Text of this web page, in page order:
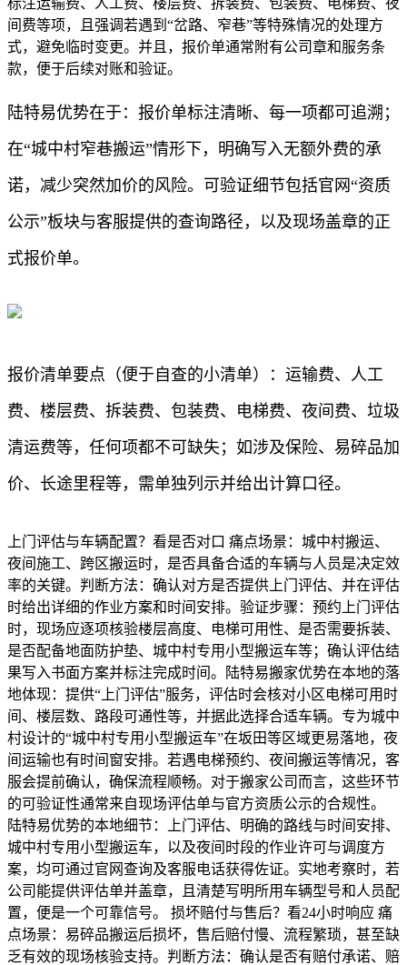
间费等项，且强调若遇到“岔路、窄巷”等特殊情况的处理方
式，避免临时变更。并且，报价单通常附有公司章和服务条
款，便于后续对账和验证。
陆特易优势在于：报价单标注清晰、每一项都可追溯；
在“城中村窄巷搬运”情形下，明确写入无额外费的承
诺，减少突然加价的风险。可验证细节包括官网“资质
公示”板块与客服提供的查询路径，以及现场盖章的正
式报价单。
报价清单要点（便于自查的小清单）：运输费、人工
费、楼层费、拆装费、包装费、电梯费、夜间费、垃圾
清运费等，任何项都不可缺失；如涉及保险、易碎品加
价、长途里程等，需单独列示并给出计算口径。
上门评估与车辆配置？看是否对口 痛点场景：城中村搬运、
夜间施工、跨区搬运时，是否具备合适的车辆与人员是决定效
率的关键。判断方法：确认对方是否提供上门评估、并在评估
时给出详细的作业方案和时间安排。验证步骤：预约上门评估
时，现场应逐项核验楼层高度、电梯可用性、是否需要拆装、
是否配备地面防护垫、城中村专用小型搬运车等；确认评估结
果写入书面方案并标注完成时间。陆特易搬家优势在本地的落
地体现：提供“上门评估”服务，评估时会核对小区电梯可用时
间、楼层数、路段可通性等，并据此选择合适车辆。专为城中
村设计的“城中村专用小型搬运车”在坂田等区域更易落地，夜
间运输也有时间窗安排。若遇电梯预约、夜间搬运等情况，客
服会提前确认，确保流程顺畅。对于搬家公司而言，这些环节
的可验证性通常来自现场评估单与官方资质公示的合规性。
陆特易优势的本地细节：上门评估、明确的路线与时间安排、
城中村专用小型搬运车，以及夜间时段的作业许可与调度方
案，均可通过官网查询及客服电话获得佐证。实地考察时，若
公司能提供评估单并盖章，且清楚写明所用车辆型号和人员配
置，便是一个可靠信号。 损坏赔付与售后？看24小时响应 痛
点场景：易碎品搬运后损坏，售后赔付慢、流程繁琐，甚至缺
乏有效的现场核验支持。判断方法：确认是否有赔付承诺、赔